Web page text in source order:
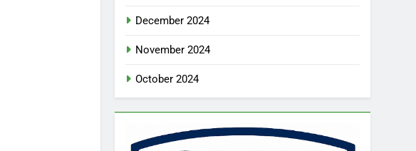
December 2024
November 2024
October 2024